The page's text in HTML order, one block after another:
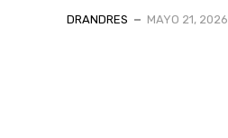
DRANDRES MAYO 21, 2026